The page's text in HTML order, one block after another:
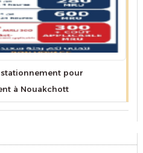
pour
à Nouakchott